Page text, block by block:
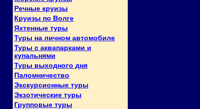
Речные круизы
Круизы по Волге
Яхтенные туры
Туры на личном автомобиле
Туры с аквапарками и
купальнями
Туры выходного дня
Паломничество
Экскурсионные туры
Экзотические туры
Групповые туры